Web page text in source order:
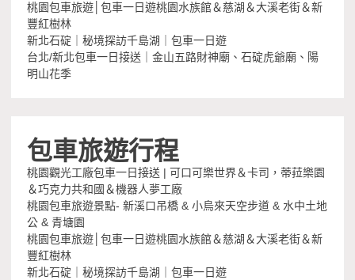
桃園包車旅遊│包車一日遊桃園水族館＆慈湖＆大溪老街＆新
豐紅樹林
新北石碇｜秘境探訪千島湖｜包車一日遊
台北/新北包車一日接送｜金山五路財神廟、石碇虎爺廟、陽
明山花季
包車旅遊行程
桃園觀光工廠包車一日接送 | 可口可樂世界＆卡司，蒂菈樂園
＆巧克力共和國＆機器人夢工廠
桃園包車旅遊景點- 新溪口吊橋 & 小烏來天空步道 & 水中土地
公 & 青塘園
桃園包車旅遊│包車一日遊桃園水族館＆慈湖＆大溪老街＆新
豐紅樹林
新北石碇｜秘境探訪千島湖｜包車一日遊